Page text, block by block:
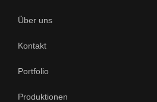
Über uns
Kontakt
Portfolio
Produktionen